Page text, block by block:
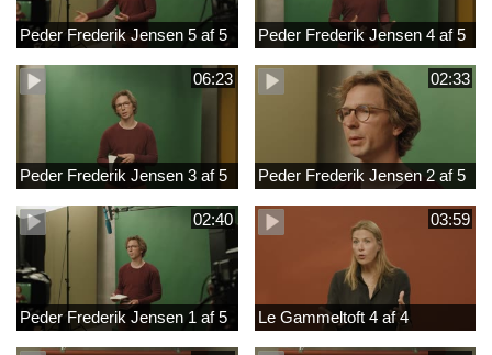
Peder Frederik Jensen 5 af 5 Peder Frederik Jensen 4 af 5
06:23
Peder Frederik Jensen 3 af 5
02:33
Peder Frederik Jensen 2 af 5
02:40
Peder Frederik Jensen 1 af 5
03:59
Le Gammeltoft 4 af 4